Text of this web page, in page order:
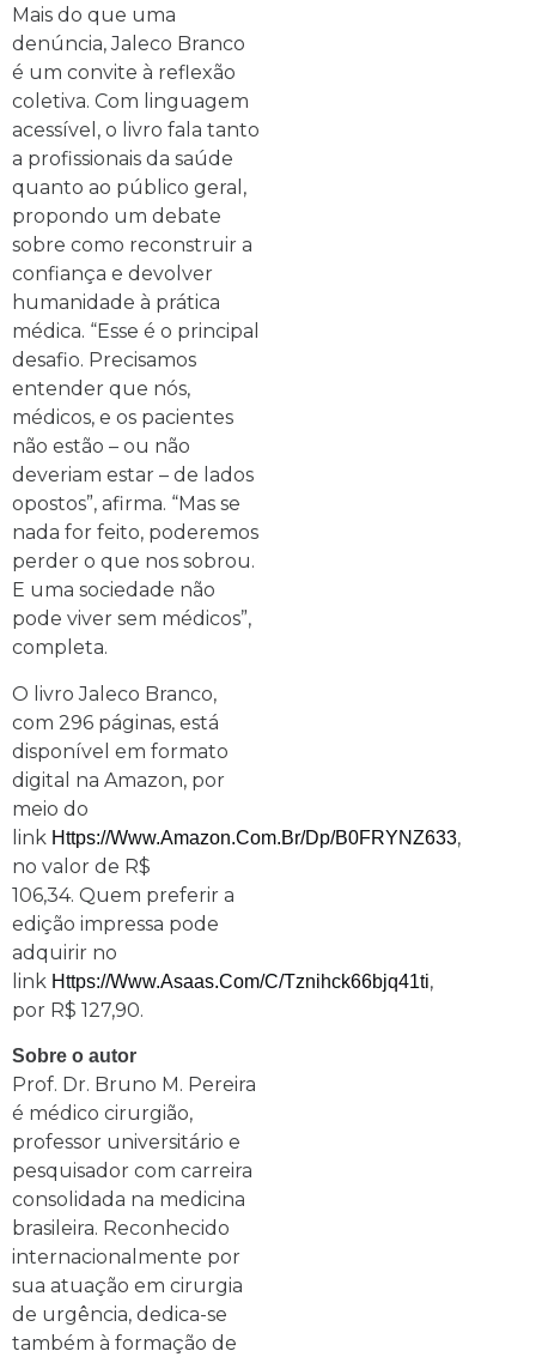
Mais do que uma
denúncia, Jaleco Branco
é um convite à reflexão
coletiva. Com linguagem
acessível, o livro fala tanto
a profissionais da saúde
quanto ao público geral,
propondo um debate
sobre como reconstruir a
confiança e devolver
humanidade à prática
médica. “Esse é o principal
desafio. Precisamos
entender que nós,
médicos, e os pacientes
não estão – ou não
deveriam estar – de lados
opostos”, afirma. “Mas se
nada for feito, poderemos
perder o que nos sobrou.
E uma sociedade não
pode viver sem médicos”,
completa.
O livro Jaleco Branco,
com 296 páginas, está
disponível em formato
digital na Amazon, por
meio do
link Https://www.amazon.com.br/dp/B0FRYNZ633,
no valor de R$
106,34. Quem preferir a
edição impressa pode
adquirir no
link Https://www.asaas.com/c/tznihck66bjq41ti,
por R$ 127,90.
Sobre o autor
Prof. Dr. Bruno M. Pereira
é médico cirurgião,
professor universitário e
pesquisador com carreira
consolidada na medicina
brasileira. Reconhecido
internacionalmente por
sua atuação em cirurgia
de urgência, dedica-se
também à formação de